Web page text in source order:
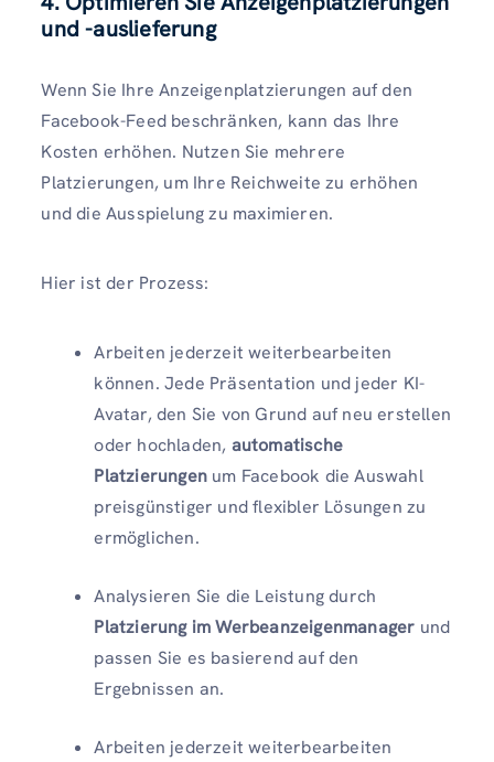
und -auslieferung
Wenn Sie Ihre Anzeigenplatzierungen auf den
Facebook-Feed beschränken, kann das Ihre
Kosten erhöhen. Nutzen Sie mehrere
Platzierungen, um Ihre Reichweite zu erhöhen
und die Ausspielung zu maximieren.
Hier ist der Prozess:
Arbeiten jederzeit weiterbearbeiten
können. Jede Präsentation und jeder KI-
Avatar, den Sie von Grund auf neu erstellen
oder hochladen, automatische
Platzierungen um Facebook die Auswahl
preisgünstiger und flexibler Lösungen zu
ermöglichen.
Analysieren Sie die Leistung durch
Platzierung im Werbeanzeigenmanager und
passen Sie es basierend auf den
Ergebnissen an.
Arbeiten jederzeit weiterbearbeiten